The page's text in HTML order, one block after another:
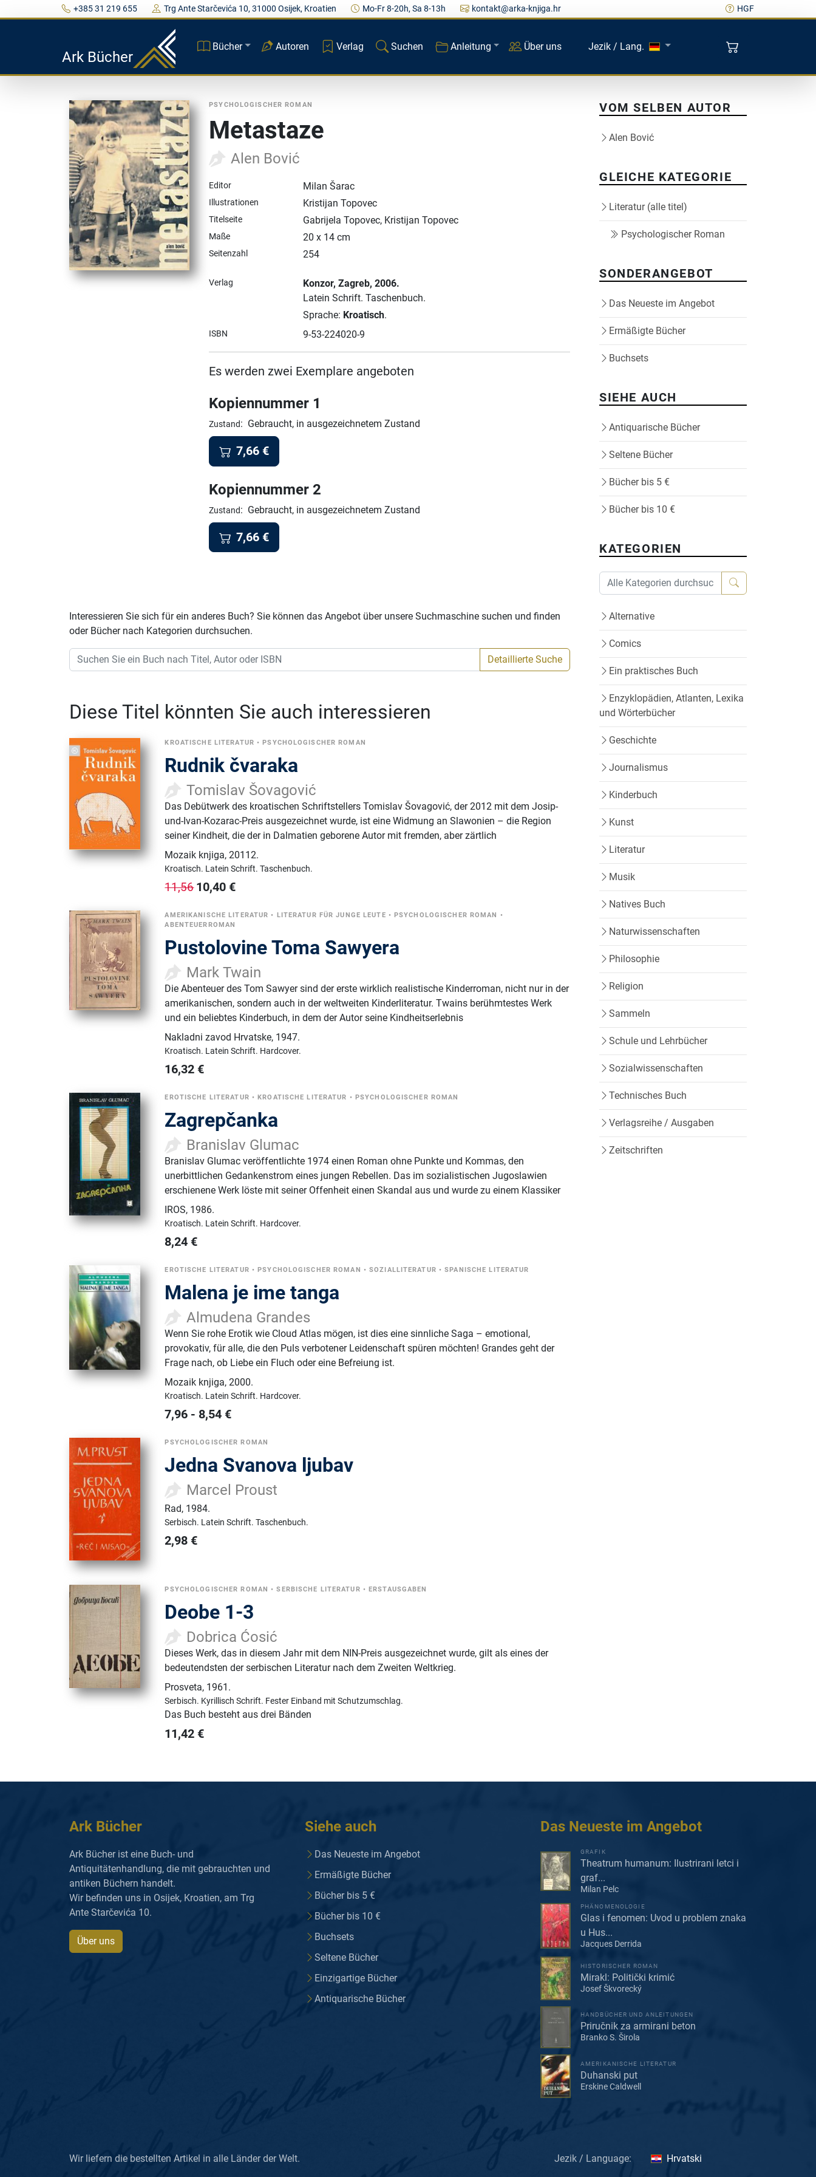
+385 31 219 655 Trg Ante Starčevića 10, 31000 Osijek, Kroatien Mo-Fr 8-20h, Sa 8-13h kontakt@arka-knjiga.hr HGF
Ark Bücher
Bücher Autoren Verlag Suchen Anleitung Über uns Jezik / Lang.
PSYCHOLOGISCHER ROMAN
Metastaze
Alen Bović
Editor Milan Šarac
Illustrationen Kristijan Topovec
Titelseite Gabrijela Topovec, Kristijan Topovec
Maße 20 x 14 cm
Seitenzahl 254
Verlag Konzor, Zagreb, 2006.
Latein Schrift. Taschenbuch.
Sprache: Kroatisch.
ISBN 9-53-224020-9
Es werden zwei Exemplare angeboten
Kopiennummer 1
Zustand: Gebraucht, in ausgezeichnetem Zustand
7,66 €
Kopiennummer 2
Zustand: Gebraucht, in ausgezeichnetem Zustand
7,66 €
Interessieren Sie sich für ein anderes Buch? Sie können das Angebot über unsere Suchmaschine suchen und finden
oder Bücher nach Kategorien durchsuchen.
Detaillierte Suche
Diese Titel könnten Sie auch interessieren
KROATISCHE LITERATUR • PSYCHOLOGISCHER ROMAN
Rudnik čvaraka
Tomislav Šovagović
Das Debütwerk des kroatischen Schriftstellers Tomislav Šovagović, der 2012 mit dem Josip-
und-Ivan-Kozarac-Preis ausgezeichnet wurde, ist eine Widmung an Slawonien – die Region
seiner Kindheit, die der in Dalmatien geborene Autor mit fremden, aber zärtlich
Mozaik knjiga,20112.
Kroatisch. Latein Schrift.Taschenbuch.
11,5610,40 €
AMERIKANISCHE LITERATUR • LITERATUR FÜR JUNGE LEUTE • PSYCHOLOGISCHER ROMAN
•
ABENTEUERROMAN
Pustolovine Toma Sawyera
Mark Twain
Die Abenteuer des Tom Sawyer sind der erste wirklich realistische Kinderroman, nicht nur in der
amerikanischen, sondern auch in der weltweiten Kinderliteratur. Twains berühmtestes Werk
und ein beliebtes Kinderbuch, in dem der Autor seine Kindheitserlebnis
Nakladni zavod Hrvatske, 1947.
Kroatisch. Latein Schrift. Hardcover.
16,32 €
EROTISCHE LITERATUR • KROATISCHE LITERATUR • PSYCHOLOGISCHER ROMAN
Zagrepčanka
Branislav Glumac
Branislav Glumac veröffentlichte 1974 einen Roman ohne Punkte und Kommas, den
unerbittlichen Gedankenstrom eines jungen Rebellen. Das im sozialistischen Jugoslawien
erschienene Werk löste mit seiner Offenheit einen Skandal aus und wurde zu einem Klassiker
IROS, 1986.
Kroatisch. Latein Schrift. Hardcover.
8,24 €
EROTISCHE LITERATUR • PSYCHOLOGISCHER ROMAN •SOZIALLITERATUR •SPANISCHE LITERATUR
Malena je ime tanga
Almudena Grandes
Wenn Sie rohe Erotik wie Cloud Atlas mögen, ist dies eine sinnliche Saga – emotional,
provokativ, für alle, die den Puls verbotener Leidenschaft spüren möchten! Grandes geht der
Frage nach, ob Liebe ein Fluch oder eine Befreiung ist.
Mozaik knjiga,2000.
Kroatisch. Latein Schrift. Hardcover.
7,96 - 8,54 €
PSYCHOLOGISCHER ROMAN
Jedna Svanova ljubav
Marcel Proust
Rad, 1984.
Serbisch. Latein Schrift.Taschenbuch.
2,98 €
PSYCHOLOGISCHER ROMAN •SERBISCHE LITERATUR •ERSTAUSGABEN
Deobe 1-3
Dobrica Ćosić
Dieses Werk, das in diesem Jahr mit dem NIN-Preis ausgezeichnet wurde, gilt als eines der
bedeutendsten der serbischen Literatur nach dem Zweiten Weltkrieg.
Prosveta, 1961.
Serbisch. Kyrillisch Schrift. Fester Einband mit Schutzumschlag.
Das Buch besteht aus drei Bänden
11,42 €
VOM SELBEN AUTOR
Alen Bović
GLEICHE KATEGORIE
Literatur (alle titel)
Psychologischer Roman
SONDERANGEBOT
Das Neueste im Angebot
Ermäßigte Bücher
Buchsets
SIEHE AUCH
Antiquarische Bücher
Seltene Bücher
Bücher bis 5 €
Bücher bis 10 €
KATEGORIEN
Alternative
Comics
Ein praktisches Buch
Enzyklopädien, Atlanten, Lexika
und Wörterbücher
Geschichte
Journalismus
Kinderbuch
Kunst
Literatur
Musik
Natives Buch
Naturwissenschaften
Philosophie
Religion
Sammeln
Schule und Lehrbücher
Sozialwissenschaften
Technisches Buch
Verlagsreihe / Ausgaben
Zeitschriften
Ark Bücher
Ark Bücher ist eine Buch- und
Antiquitätenhandlung, die mit gebrauchten und
antiken Büchern handelt.
Wir befinden uns in Osijek, Kroatien, am Trg
Ante Starčevića 10.
Über uns
Siehe auch
Das Neueste im Angebot
Ermäßigte Bücher
Bücher bis 5 €
Bücher bis 10 €
Buchsets
Seltene Bücher
Einzigartige Bücher
Antiquarische Bücher
Das Neueste im Angebot
GRAFIK
Theatrum humanum: Ilustrirani letci i
graf...
Milan Pelc
PHÄNOMENOLOGIE
Glas i fenomen: Uvod u problem znaka
u Hus...
Jacques Derrida
HISTORISCHER ROMAN
Mirakl: Politički krimić
Josef Škvorecký
HANDBÜCHER UND ANLEITUNGEN
Priručnik za armirani beton
Branko S. Širola
AMERIKANISCHE LITERATUR
Duhanski put
Erskine Caldwell
Wir liefern die bestellten Artikel in alle Länder der Welt. Jezik / Language: Hrvatski